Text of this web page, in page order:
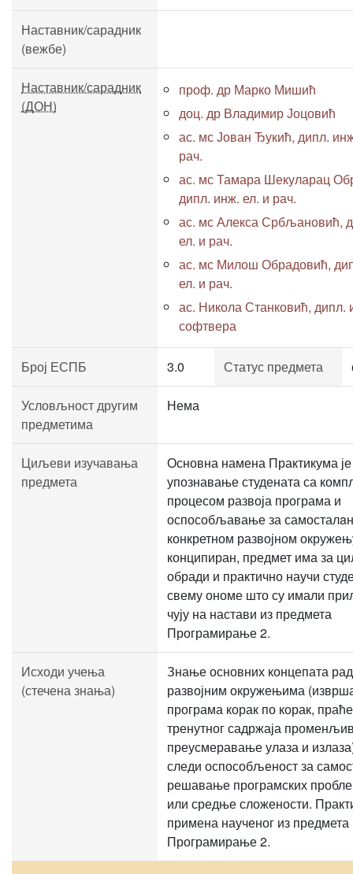
Наставник/сарадник
(вежбе)
Наставник/сарадник
(ДОН)
проф. др Марко Мишић
доц. др Владимир Јоцовић
ас. мс Јован Ђукић, дипл.
рач.
ас. мс Тамара Шекуларац
дипл. инж. ел. и рач.
ас. мс Алекса Србљановић,
ел. и рач.
ас. мс Милош Обрадовић,
ел. и рач.
ас. Никола Станковић, дипл.
софтвера
Број ЕСПБ 3.0 Статус предмета
Условљност другим
предметима
Нема
Циљеви изучавања
предмета
Основна намена Практикума је
упознавање студената са
процесом развоја програма и
оспособљавање за
конкретном развојном
конципиран, предмет има за
обради и практично научи
свему ономе што су имали
чују на настави из предмета
Програмирање 2.
Исходи учења
(стечена знања)
Знање основних концепата
развојним окружењима
програма корак по корак,
тренутног садржаја
преусмеравање улаза и
следи оспособљеност за
решавање програмских
или средње сложености.
примена наученог из предмета
Програмирање 2.